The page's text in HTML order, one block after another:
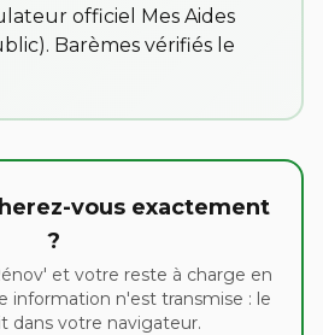
officiel Mes Aides
Barèmes vérifiés le
vous exactement
?
et votre reste à charge en
information n'est transmise : le
dans votre navigateur.